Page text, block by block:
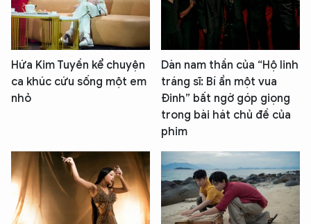
Hứa Kim Tuyền kể chuyện
ca khúc cứu sống một em
nhỏ
Dàn nam thần của “Hộ linh
tráng sĩ: Bí ẩn một vua
Đinh” bất ngờ góp giọng
trong bài hát chủ đề của
phim